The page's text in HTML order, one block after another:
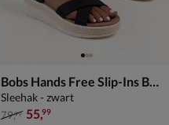
Bobs Hands Free Slip-Ins Bobs Sun-Ray
Sleehak - zwart
van € 79,99 voor € 55,99
79,99 55,99